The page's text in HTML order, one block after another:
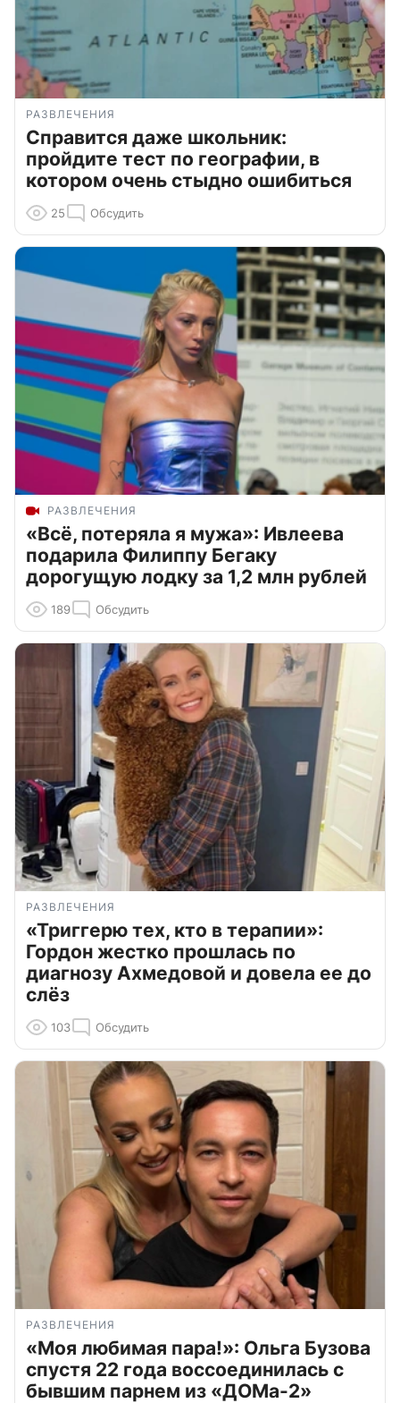
РАЗВЛЕЧЕНИЯ
Справится даже школьник:
пройдите тест по географии, в
котором очень стыдно ошибиться
25 Обсудить
РАЗВЛЕЧЕНИЯ
«Всё, потеряла я мужа»: Ивлеева
подарила Филиппу Бегаку
дорогущую лодку за 1,2 млн рублей
189 Обсудить
РАЗВЛЕЧЕНИЯ
«Триггерю тех, кто в терапии»:
Гордон жестко прошлась по
диагнозу Ахмедовой и довела ее до
слёз
103 Обсудить
РАЗВЛЕЧЕНИЯ
«Моя любимая пара!»: Ольга Бузова
спустя 22 года воссоединилась с
бывшим парнем из «ДОМа-2»